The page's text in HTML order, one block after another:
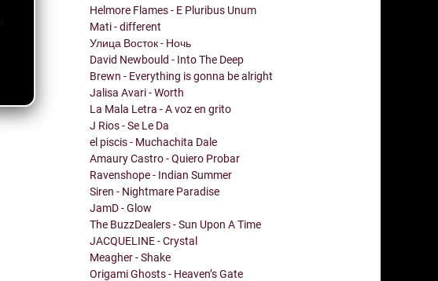
Helmore Flames - E Pluribus Unum
Mati - different
Улица Восток - Ночь
David Newbould - Into The Deep
Brewn - Everything is gonna be alright
Jalisa Avari - Worth
La Mala Letra - A voz en grito
J Rios - Se Le Da
el piscis - Muchachita Dale
Amaury Castro - Quiero Probar
Ravenshope - Indian Summer
Siren - Nightmare Paradise
JamD - Glow
The BuzzDealers - Sun Upon A Time
JACQUELINE - Crystal
Meagher - Shake
Origami Ghosts - Heaven’s Gate